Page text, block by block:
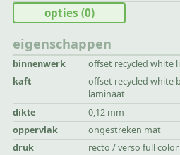
eigenschappen
binnenwerk offset recycled white
kaft
offset recycled white
laminaat
dikte
0,12 mm
oppervlak
ongestreken mat
druk
recto / verso full color
opties (0)